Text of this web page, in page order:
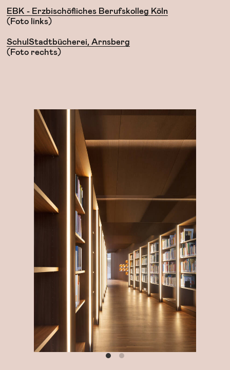
EBK - Erzbischöfliches Berufskolleg Köln
(Foto links)
SchulStadtbücherei, Arnsberg
(Foto rechts)